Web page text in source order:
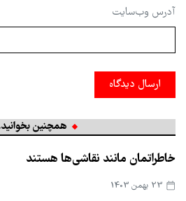
آدرس وب‌سایت
ارسال دیدگاه
همچنین
خاطراتمان مانند نقاشی‌ها هستند